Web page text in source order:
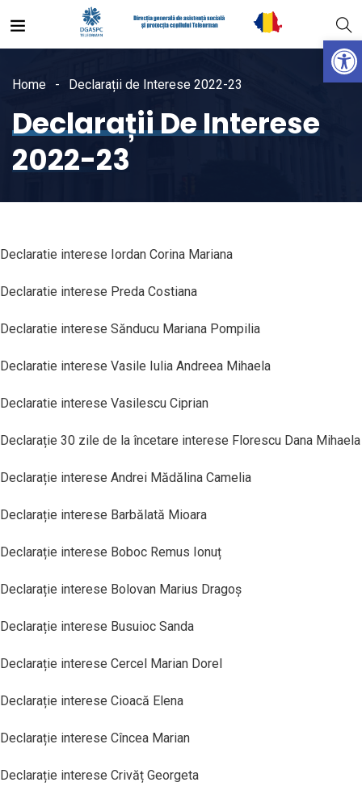
Home Declarații de Interese 2022-23
Declarații De Interese
2022-23
Declaratie interese Iordan Corina Mariana
Declaratie interese Preda Costiana
Declaratie interese Sănducu Mariana Pompilia
Declaratie interese Vasile Iulia Andreea Mihaela
Declaratie interese Vasilescu Ciprian
Declarație 30 zile de la încetare interese Florescu Dana Mihaela
Declarație interese Andrei Mădălina Camelia
Declarație interese Barbălată Mioara
Declarație interese Boboc Remus Ionuț
Declarație interese Bolovan Marius Dragoș
Declarație interese Busuioc Sanda
Declarație interese Cercel Marian Dorel
Declarație interese Cioacă Elena
Declarație interese Cîncea Marian
Declarație interese Crivăț Georgeta